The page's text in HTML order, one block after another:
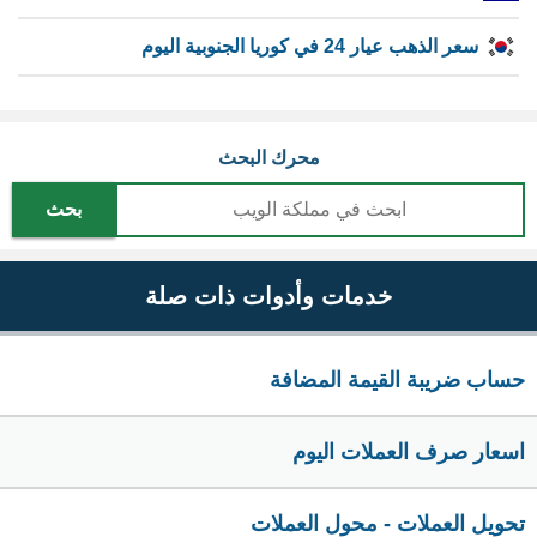
سعر الذهب عيار 24 في كوريا الجنوبية اليوم
محرك البحث
بحث
خدمات وأدوات ذات صلة
حساب ضريبة القيمة المضافة
اسعار صرف العملات اليوم
تحويل العملات - محول العملات